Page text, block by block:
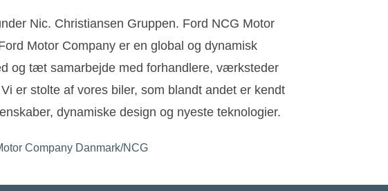
Nic. Christiansen Gruppen. Ford NCG Motor
Motor Company er en global og dynamisk
og tæt samarbejde med forhandlere, værksteder
er stolte af vores biler, som blandt andet er kendt
dynamiske design og nyeste teknologier.